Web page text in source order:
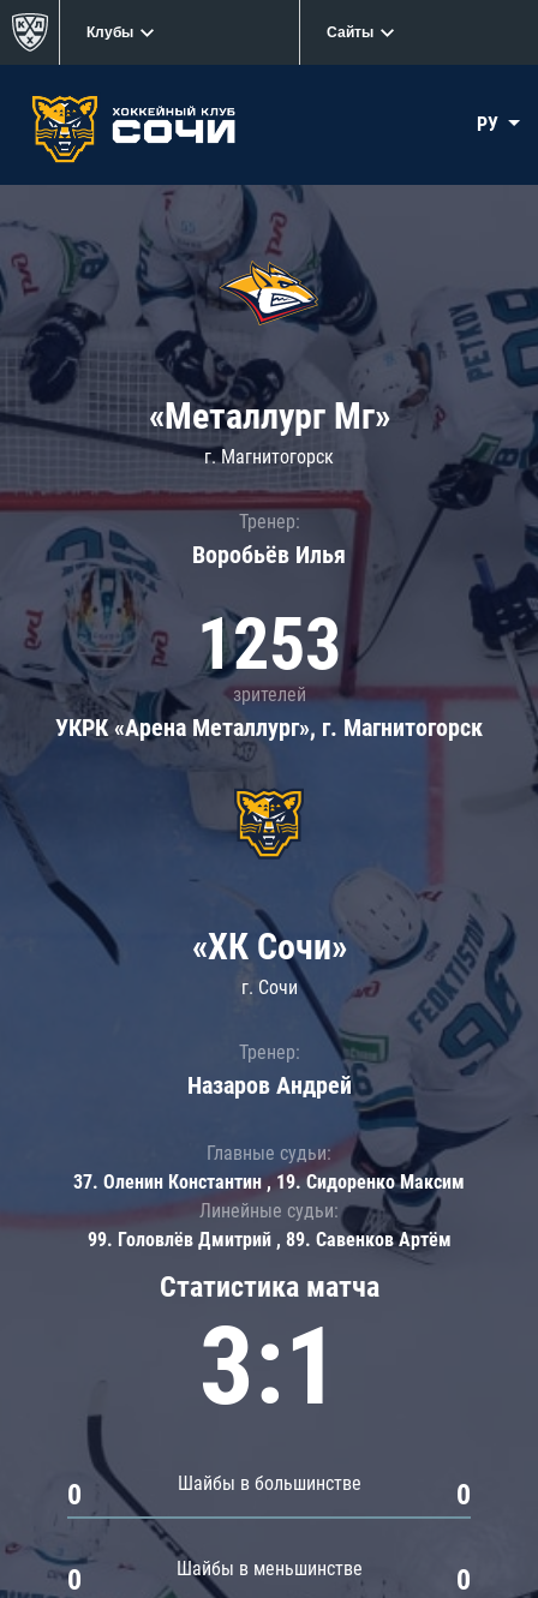
Клубы Сайты
РУ
«Металлург Мг»
г. Магнитогорск
Тренер:
Воробьёв Илья
1253
зрителей
УКРК «Арена Металлург», г. Магнитогорск
Статистика матча
3:1
Шайбы в большинстве
0 0
Шайбы в меньшинстве
0 0
«ХК Сочи»
г. Сочи
Тренер:
Назаров Андрей
Главные судьи:
37. Оленин Константин , 19. Сидоренко Максим
Линейные судьи:
99. Головлёв Дмитрий , 89. Савенков Артём